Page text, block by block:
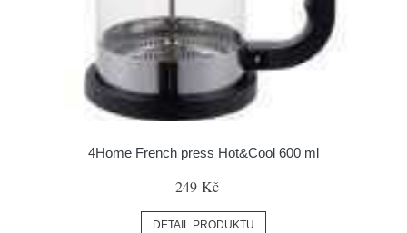
4Home French press Hot&Cool 600 ml
249 Kč
DETAIL PRODUKTU